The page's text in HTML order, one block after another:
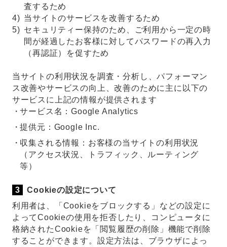
査するため
4) 当サイトのサービスを改善するため
5) セキュリティー保持のため、ご利用から一定の時
間が経過したお客様に対してパスワードの再入力
（再認証）を促すため
当サイトの利用状況を調査・分析し、パフォーマン
ス改善やサービスの向上、改善のために主に以下の
サービスに上記の情報が提供されます
サービス名：Google Analytics
提供元：Google Inc.
収集される情報：お客様の当サイトの利用状況
（アクセス状況、トラフィック、ルーティング
等）
Cookieの設定について
利用者は、「Cookieをブロックする」などの設定に
よってCookieの使用を拒否したり、コンピュータに
格納されたCookieを「閲覧履歴の削除」機能で削除
することができます。設定方法は、ブラウザによっ